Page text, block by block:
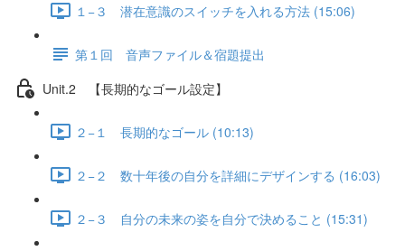
１−３ 潜在意識のスイッチを入れる方法 (15:06)
第１回 音声ファイル＆宿題提出
Unit.2 【長期的なゴール設定】
２−１ 長期的なゴール (10:13)
２−２ 数十年後の自分を詳細にデザインする (16:03)
２−３ 自分の未来の姿を自分で決めること (15:31)